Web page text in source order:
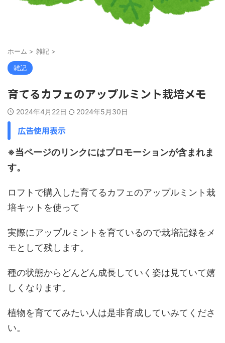
ホーム > 雑記 >
雑記
育てるカフェのアップルミント栽培メモ
2024年4月22日 2024年5月30日
広告使用表示
※当ページのリンクにはプロモーションが含まれま
す。
ロフトで購入した育てるカフェのアップルミント栽
培キットを使って
実際にアップルミントを育ているので栽培記録をメ
モとして残します。
種の状態からどんどん成長していく姿は見ていて嬉
しくなります。
植物を育ててみたい人は是非育成していみてくださ
い。